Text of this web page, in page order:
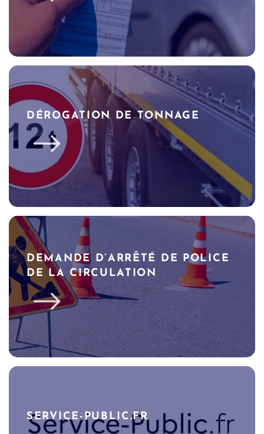
DÉROGATION DE TONNAGE
DEMANDE D’ARRÊTÉ DE POLICE
DE LA CIRCULATION
SERVICE-PUBLIC.FR